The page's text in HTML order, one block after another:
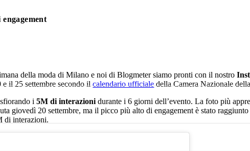
della moda di Milano e noi di Blogmeter siamo pronti con il nostro
e il 25 settembre secondo ilcalendario ufficialedella Camera Nazionale
i5M di interazioni durante i 6 giorni dell’evento. La foto più
giovedì 20 settembre, ma il picco più alto di engagement è stato
di interazioni.